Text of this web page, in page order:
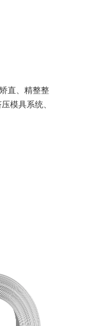
直、精整整
模具系统、